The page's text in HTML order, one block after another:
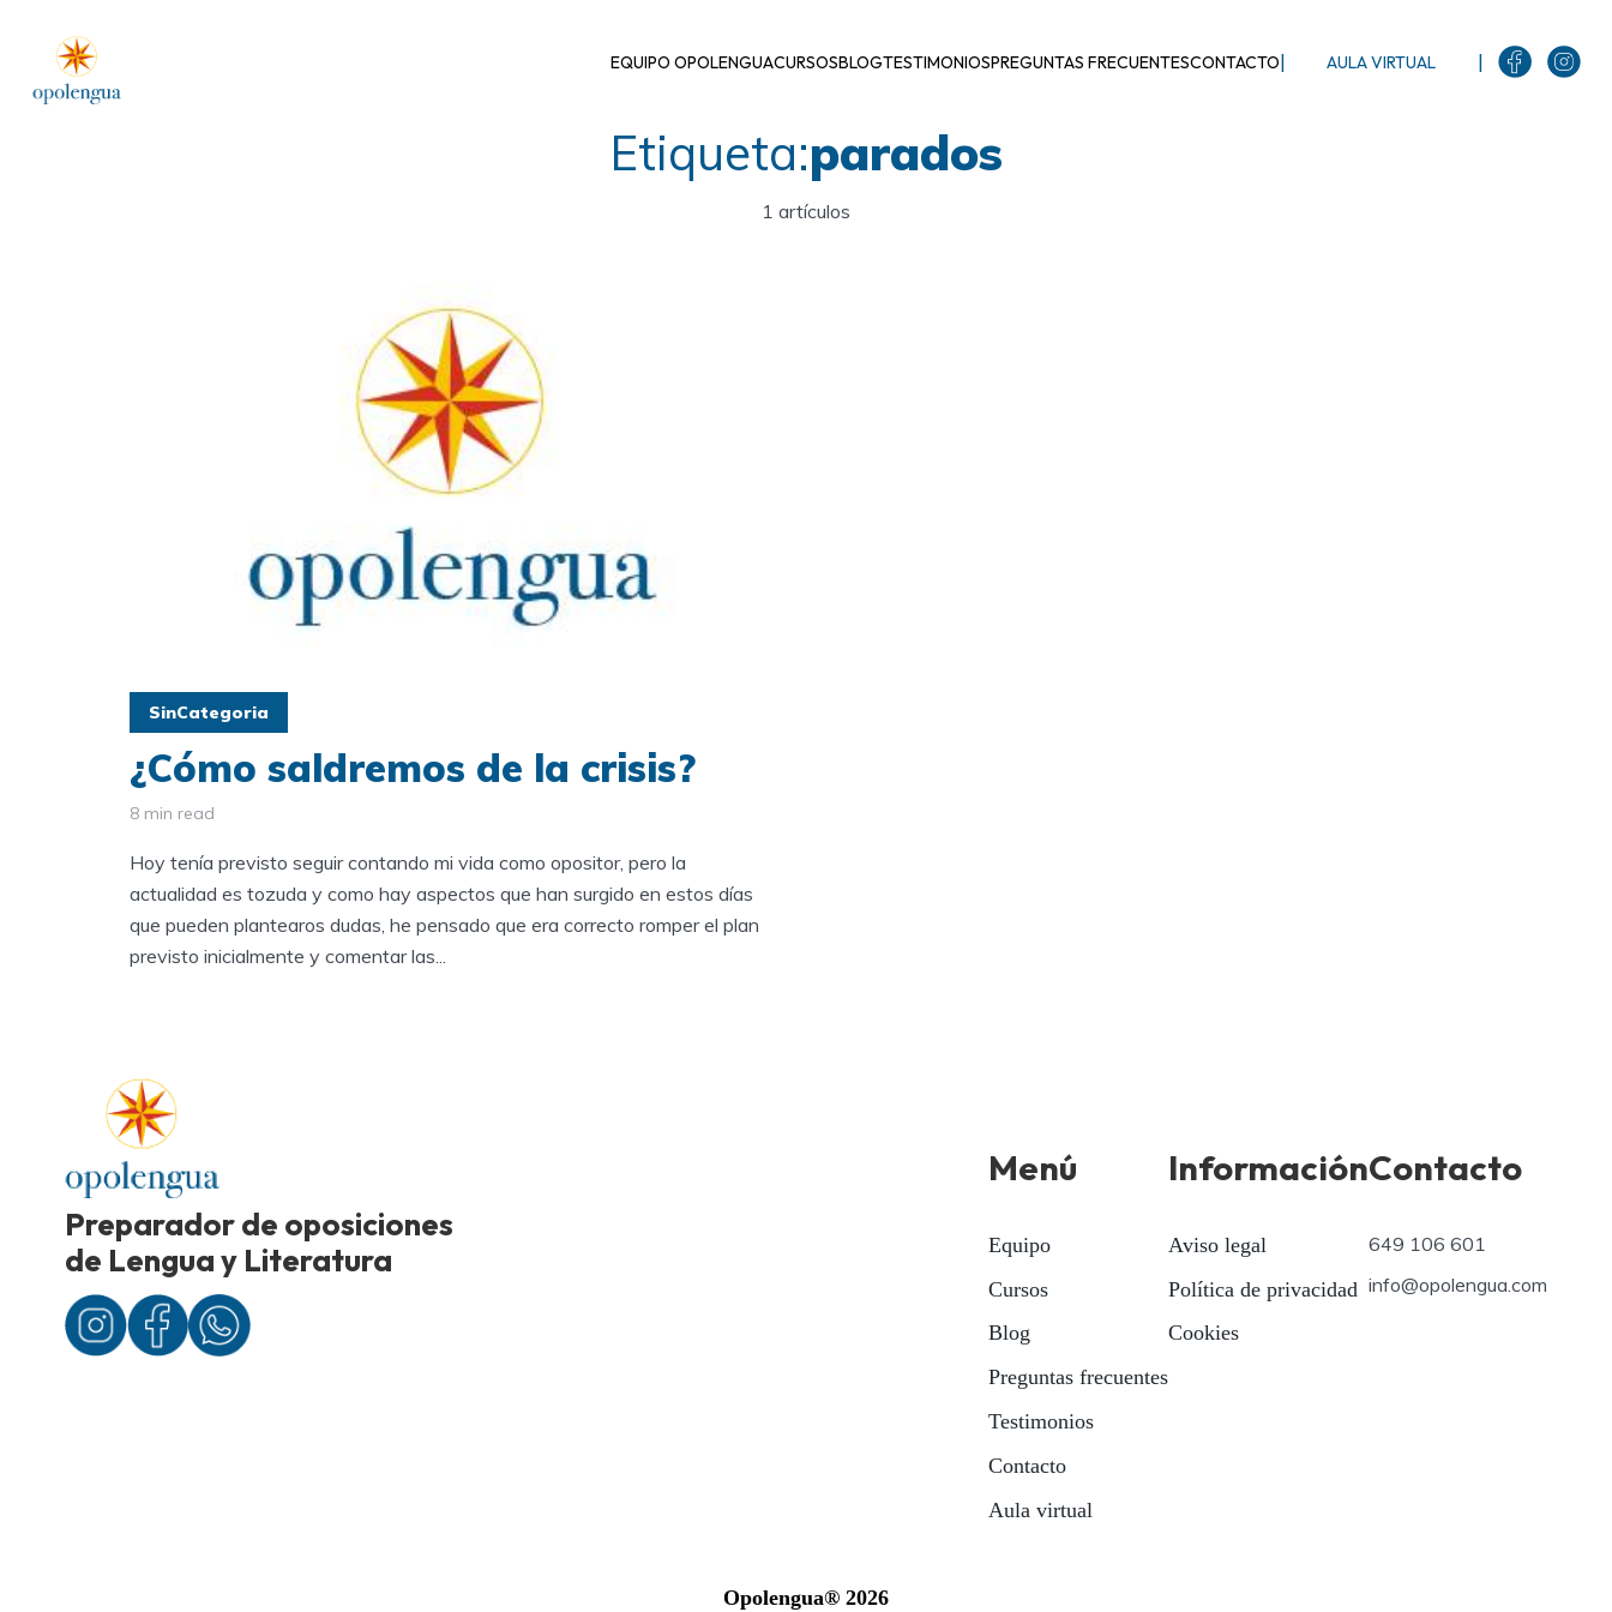
EQUIPO OPOLENGUACURSOSBLOGTESTIMONIOSPREGUNTAS FRECUENTESCONTACTO| AULA VIRTUAL |
Etiqueta:parados
1 artículos
SinCategoria
¿Cómo saldremos de la crisis?
8 min read
Hoy tenía previsto seguir contando mi vida como opositor, pero la
actualidad es tozuda y como hay aspectos que han surgido en estos días
que pueden plantearos dudas, he pensado que era correcto romper el plan
previsto inicialmente y comentar las...
Preparador de oposiciones
de Lengua y Literatura
Menú
Equipo
Cursos
Blog
Preguntas frecuentes
Testimonios
Contacto
Aula virtual
Información
Aviso legal
Política de privacidad
Cookies
Contacto
649 106 601
info@opolengua.com
Opolengua® 2026